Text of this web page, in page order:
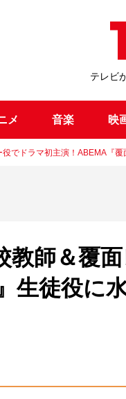
テレビ
メ 音楽 映
でドラマ初主演！ABEMA『
教師＆覆
生徒役に